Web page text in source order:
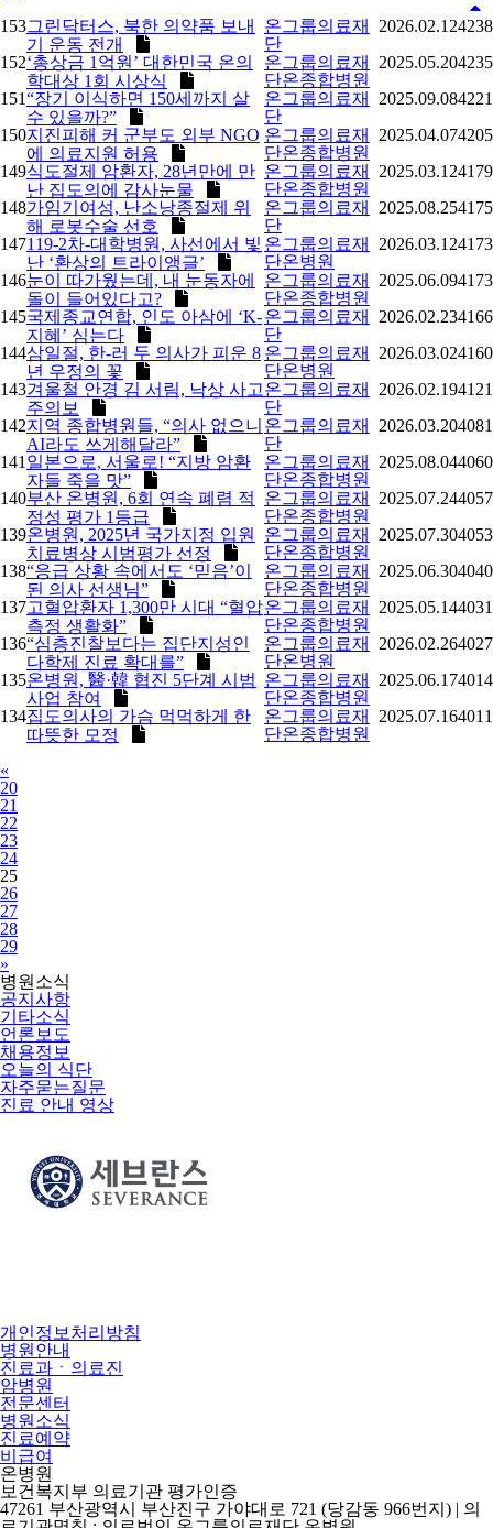
153그린닥터스, 북한 의약품 보내
기 운동 전개
온그룹의료재
단
2026.02.124238
152‘총상금 1억원’ 대한민국 온의
학대상 1회 시상식
온그룹의료재
단온종합병원
2025.05.204235
151“장기 이식하면 150세까지 살
수 있을까?”
온그룹의료재
단
2025.09.084221
150지진피해 커 군부도 외부 NGO
에 의료지원 허용
온그룹의료재
단온종합병원
2025.04.074205
149식도절제 암환자, 28년만에 만
난 집도의에 감사눈물
온그룹의료재
단온종합병원
2025.03.124179
148가임기여성, 난소낭종절제 위
해 로봇수술 선호
온그룹의료재
단
2025.08.254175
147119-2차-대학병원, 사선에서 빛
난 ‘환상의 트라이앵글’
온그룹의료재
단온병원
2026.03.124173
146눈이 따가웠는데, 내 눈동자에
돌이 들어있다고?
온그룹의료재
단온종합병원
2025.06.094173
145국제종교연합, 인도 아삼에 ‘K-
지혜’ 심는다
온그룹의료재
단
2026.02.234166
144삼일절, 한-러 두 의사가 피운 8
년 우정의 꽃
온그룹의료재
단온병원
2026.03.024160
143겨울철 안경 김 서림, 낙상 사고
주의보
온그룹의료재
단
2026.02.194121
142지역 종합병원들, “의사 없으니
AI라도 쓰게해달라”
온그룹의료재
단
2026.03.204081
141 일본으로, 서울로! “지방 암환
자들 죽을 맛”
온그룹의료재
단온종합병원
2025.08.044060
140부산 온병원, 6회 연속 폐렴 적
정성 평가 1등급
온그룹의료재
단온종합병원
2025.07.244057
139온병원, 2025년 국가지정 입원
치료병상 시범평가 선정
온그룹의료재
단온종합병원
2025.07.304053
138“응급 상황 속에서도 ‘믿음’이
된 의사 선생님”
온그룹의료재
단온종합병원
2025.06.304040
137고혈압환자 1,300만 시대 “혈압
측정 생활화”
온그룹의료재
단온종합병원
2025.05.144031
136“심층진찰보다는 집단지성인
다학제 진료 확대를”
온그룹의료재
단온병원
2026.02.264027
135온병원, 醫·韓 협진 5단계 시범
사업 참여
온그룹의료재
단온종합병원
2025.06.174014
134집도의사의 가슴 먹먹하게 한
따뜻한 모정
온그룹의료재
단온종합병원
2025.07.164011
«
20
21
22
23
24
25
26
27
28
29
»
병원소식
공지사항
기타소식
언론보도
채용정보
오늘의 식단
자주묻는질문
진료 안내 영상
개인정보처리방침
병원안내
진료과ㆍ의료진
암병원
전문센터
병원소식
진료예약
비급여
온병원
보건복지부 의료기관 평가인증
47261 부산광역시 부산진구 가야대로 721 (당감동 966번지) | 의